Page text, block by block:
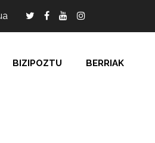
BIZIPOZTU BERRIAK